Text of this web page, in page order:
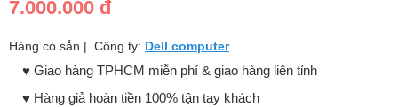
7.000.000 đ
Hàng có sẳn | Công ty: Dell computer
♥️ Giao hàng TPHCM miễn phí & giao hàng liên tỉnh
♥️ Hàng giả hoàn tiền 100% tận tay khách